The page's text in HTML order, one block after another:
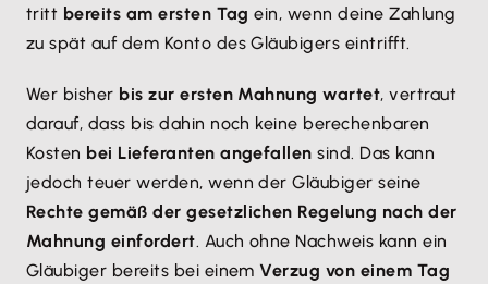
tritt bereits am ersten Tag ein, wenn deine Zahlung
zu spät auf dem Konto des Gläubigers eintrifft.
Wer bisher bis zur ersten Mahnung wartet, vertraut
darauf, dass bis dahin noch keine berechenbaren
Kosten bei Lieferanten angefallen sind. Das kann
jedoch teuer werden, wenn der Gläubiger seine
Rechte gemäß der gesetzlichen Regelung nach der
Mahnung einfordert. Auch ohne Nachweis kann ein
Gläubiger bereits bei einem Verzug von einem Tag